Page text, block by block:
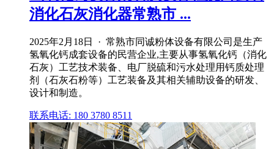
消化石灰消化器常熟市 ...
2025年2月18日 · 常熟市同诚粉体设备有限公司是生产
氢氧化钙成套设备的民营企业,主要从事氢氧化钙（消化
石灰）工艺技术装备、电厂脱硫和污水处理用钙质处理
剂（石灰石粉等）工艺装备及其相关辅助设备的研发、
设计和制造。
联系电话: 180 3780 8511